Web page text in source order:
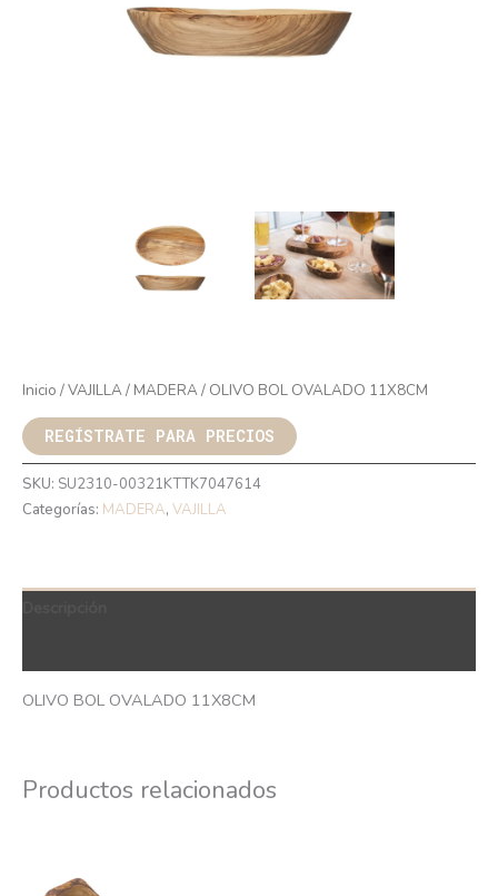
Inicio /VAJILLA/ MADERA/ OLIVO BOL OVALADO 11X8CM
REGÍSTRATE PARA PRECIOS
SKU: SU2310-00321KTTK7047614
Categorías: MADERA, VAJILLA
OLIVO BOL OVALADO 11X8CM
Productos relacionados